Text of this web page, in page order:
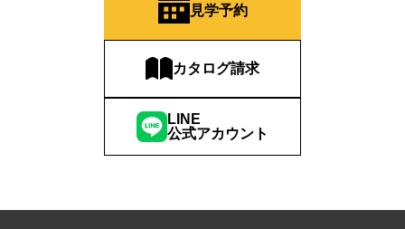
見学予約
カタログ請求
LINE
公式アカウント